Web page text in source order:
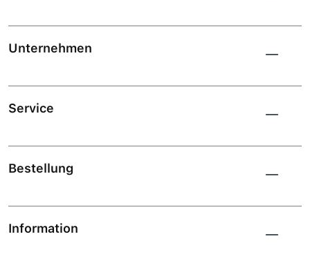
Unternehmen
Service
Bestellung
Information